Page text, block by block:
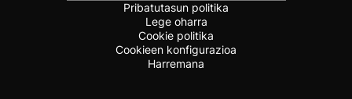
Pribatutasun politika
Lege oharra
Cookie politika
Cookieen konfigurazioa
Harremana